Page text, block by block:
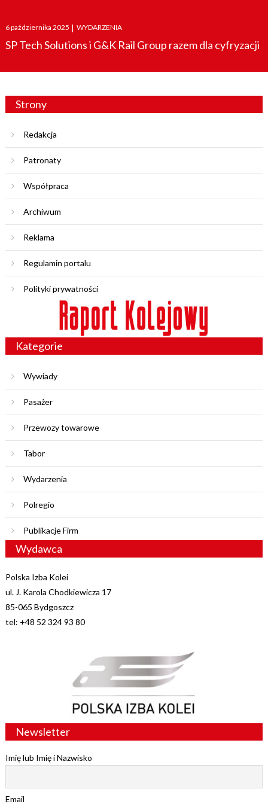
Posted
on
6 października 2025 | WYDARZENIA
SP Tech Solutions i G&K Rail Group razem dla cyfryzacji
Strony
Redakcja
Patronaty
Współpraca
Archiwum
Reklama
Regulamin portalu
Polityki prywatności
Kategorie
Wywiady
Pasażer
Przewozy towarowe
Tabor
Wydarzenia
Polregio
Publikacje Firm
Wydawca
Polska Izba Kolei
ul. J. Karola Chodkiewicza 17
85-065 Bydgoszcz
tel: +48 52 324 93 80
Newsletter
Imię lub Imię i Nazwisko
Email